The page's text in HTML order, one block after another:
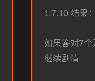
1.7.10 结果
如果答对7
继续剧情